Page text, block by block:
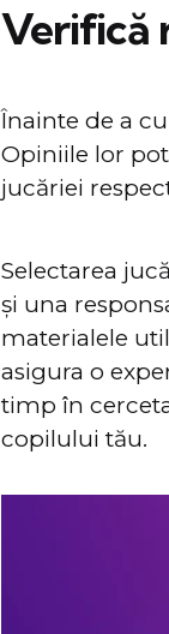
Verifică
Înainte de a
Opiniile lor
jucăriei
Selectarea
și una
materialele
asigura o
timp în
copilului tău.